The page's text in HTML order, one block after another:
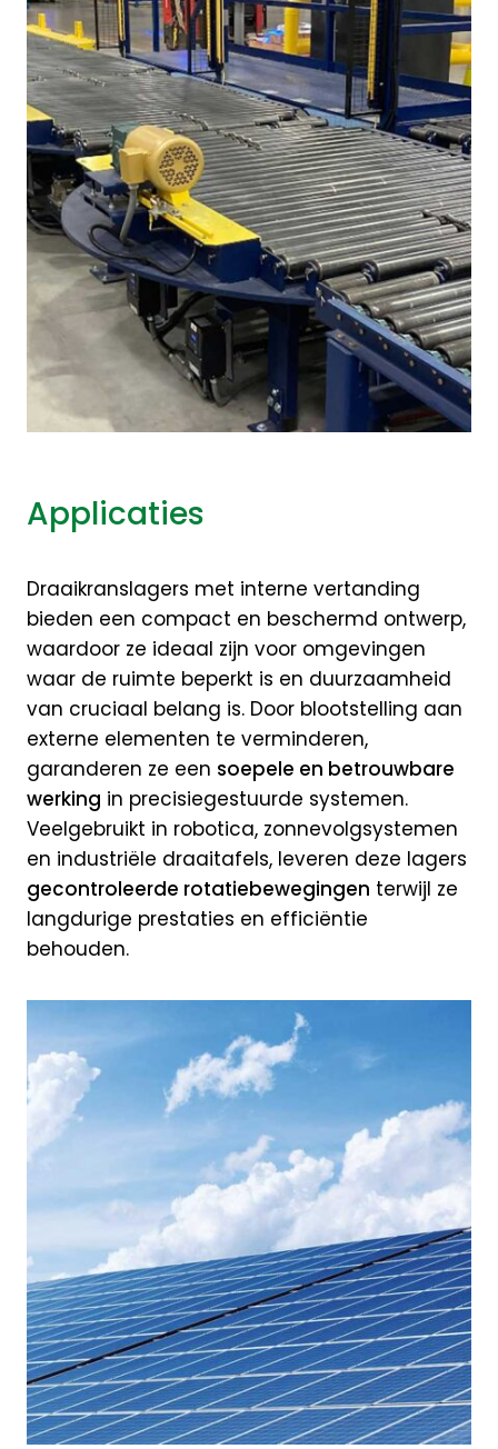
Applicaties
Draaikranslagers met interne vertanding
bieden een compact en beschermd ontwerp,
waardoor ze ideaal zijn voor omgevingen
waar de ruimte beperkt is en duurzaamheid
van cruciaal belang is. Door blootstelling aan
externe elementen te verminderen,
garanderen ze een soepele en betrouwbare
werking in precisiegestuurde systemen.
Veelgebruikt in robotica, zonnevolgsystemen
en industriële draaitafels, leveren deze lagers
gecontroleerde rotatiebewegingen terwijl ze
langdurige prestaties en efficiëntie
behouden.